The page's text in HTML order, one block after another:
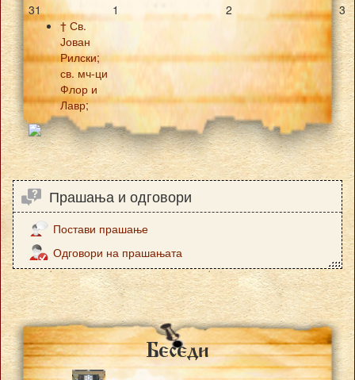
31
† Св.
Јован
Рилски;
св. мч-ци
Флор и
Лавр;
1 2 3
Прашања и одговори
Постави прашање
Одговори на прашањата
Besedi